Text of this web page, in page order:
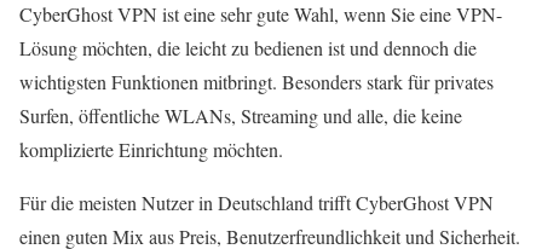
CyberGhost VPN ist eine sehr gute Wahl, wenn Sie eine VPN-
Lösung möchten, die leicht zu bedienen ist und dennoch die
wichtigsten Funktionen mitbringt. Besonders stark für privates
Surfen, öffentliche WLANs, Streaming und alle, die keine
komplizierte Einrichtung möchten.
Für die meisten Nutzer in Deutschland trifft CyberGhost VPN
einen guten Mix aus Preis, Benutzerfreundlichkeit und Sicherheit.